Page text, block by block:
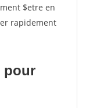
$etre en
rapidement
pour